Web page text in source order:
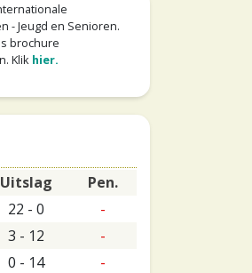
- Jeugd en Senioren.
brochure
Klik hier.
Uitslag
Pen.
22 - 0
-
3 - 12
-
0 - 14
-